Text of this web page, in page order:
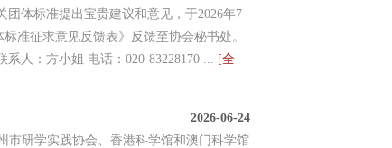
团体标准提出宝贵建议和意见，于2026年7
准征求意见反馈表》反馈至协会秘书处。
人：方小姐 电话：020-83228170 ... [全
2026-06-24
市研学实践协会、香港科学馆和澳门科学馆